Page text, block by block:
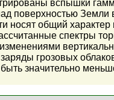
вспышки
поверхностью Земли
носят общий
спектры
грозовых
значительно